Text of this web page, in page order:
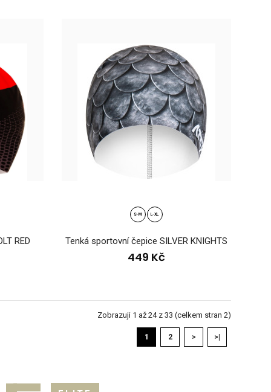
TRIKOLORA 2Pohodlná zimní pletená čepice s bambulí KNIT ve
tyrkysovo-růžová melangePohodlná zimní pletená čepice s
RED
S-M L-XL
Tenká sportovní čepice SILVER KNIGHTS
449 Kč
Zobrazuji 1 až 24 z 33 (celkem stran 2)
1 2 > >|